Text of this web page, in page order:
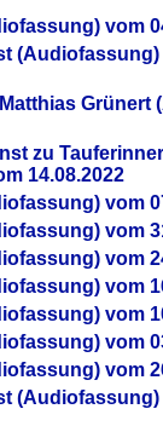
vom
(Audiofassung)
Grünert
zu
14.08.2022
vom
vom
vom
vom
vom
vom
vom
(Audiofassung)